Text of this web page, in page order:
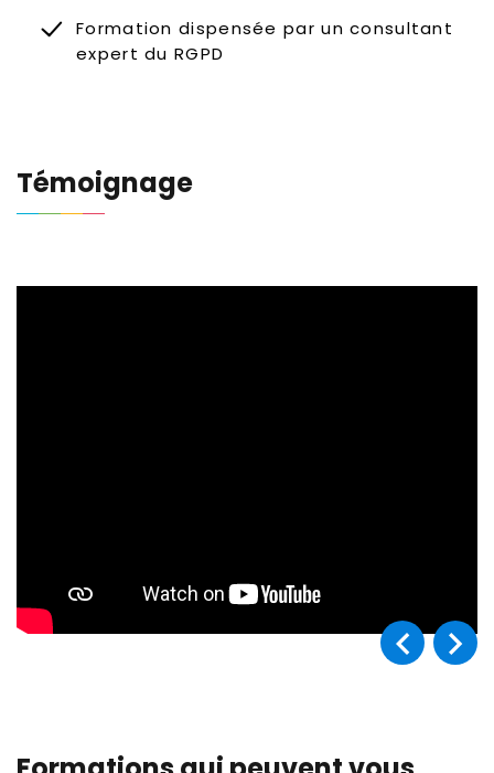
Formation dispensée par un consultant
expert du RGPD
Témoignage